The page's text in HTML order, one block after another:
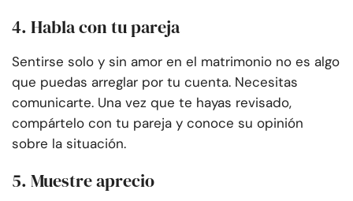
4. Habla con tu pareja
Sentirse solo y sin amor en el matrimonio no es algo
que puedas arreglar por tu cuenta. Necesitas
comunicarte. Una vez que te hayas revisado,
compártelo con tu pareja y conoce su opinión
sobre la situación.
5. Muestre aprecio